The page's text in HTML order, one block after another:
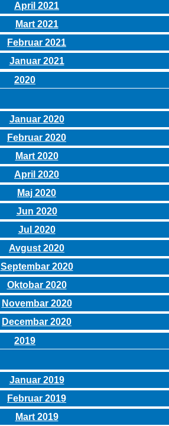
April 2021
Mart 2021
Februar 2021
Januar 2021
2020
Januar 2020
Februar 2020
Mart 2020
April 2020
Maj 2020
Jun 2020
Jul 2020
Avgust 2020
Septembar 2020
Oktobar 2020
Novembar 2020
Decembar 2020
2019
Januar 2019
Februar 2019
Mart 2019